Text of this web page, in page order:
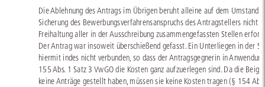
Die Ablehnung des Antrags im Übrigen beruht alleine auf dem Umstand,
Sicherung des Bewerbungsverfahrensanspruchs des Antragstellers nicht
Freihaltung aller in der Ausschreibung zusammengefassten Stellen
Der Antrag war insoweit überschießend gefasst. Ein Unterliegen in der
hiermit indes nicht verbunden, so dass der Antragsgegnerin in
155 Abs. 1 Satz 3 VwGO die Kosten ganz aufzuerlegen sind. Da die
keine Anträge gestellt haben, müssen sie keine Kosten tragen (§ 154